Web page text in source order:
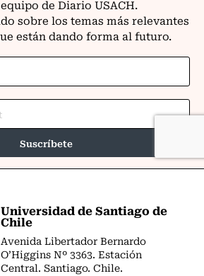
Universidad de Santiago de
Chile
Avenida Libertador Bernardo
O’Higgins Nº 3363. Estación
Central. Santiago. Chile.